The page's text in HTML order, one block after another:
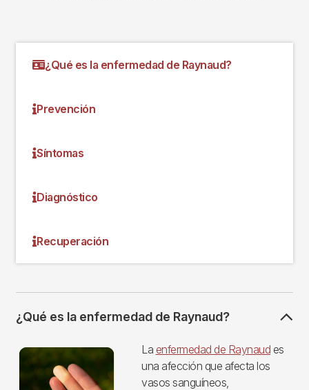
¿Qué es la enfermedad de Raynaud?
Prevención
Síntomas
Diagnóstico
Recuperación
¿Qué es la enfermedad de Raynaud?
Imagen La enfermedad de Raynaud es
una afección que afecta los
vasos sanguíneos,